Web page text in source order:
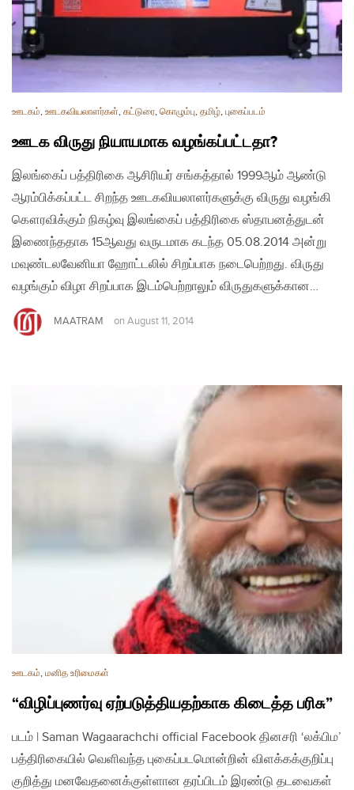
ஊடகம், ஊடகவியலாளர்கள், கட்டுரை, கொழும்பு, தமிழ், புகைப்படம்
ஊடக விருது நியாயமாக வழங்கப்பட்டதா?
இலங்கைப் பத்திரிகை ஆசிரியர் சங்கத்தால் 1999ஆம் ஆண்டு
ஆரம்பிக்கப்பட்ட சிறந்த ஊடகவியலாளர்களுக்கு விருது வழங்கி
கௌரவிக்கும் நிகழ்வு இலங்கைப் பத்திரிகை ஸ்தாபனத்துடன்
இணைந்ததாக 15ஆவது வருடமாக கடந்த 05.08.2014 அன்று
மவுண்டலவேனியா ஹோட்டலில் சிறப்பாக நடைபெற்றது. விருது
வழங்கும் விழா சிறப்பாக இடம்பெற்றாலும் விருதுகளுக்கான…
MAATRAM on August 11, 2014
ஊடகம், மனித உரிமைகள்
“விழிப்புணர்வு ஏற்படுத்தியதற்காக கிடைத்த பரிசு”
படம் | Saman Wagaarachchi official Facebook தினசரி ‘லக்பிம’
பத்திரிகையில் வெளிவந்த புகைப்படமொன்றின் விளக்கக்குறிப்பு
குறித்து மனவேதனைக்குள்ளான தரப்பிடம் இரண்டு தடவைகள்